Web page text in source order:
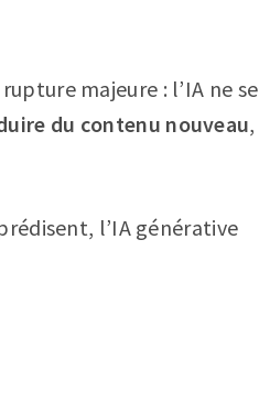
majeure : l’IA ne se
du contenu nouveau,
l’IA générative